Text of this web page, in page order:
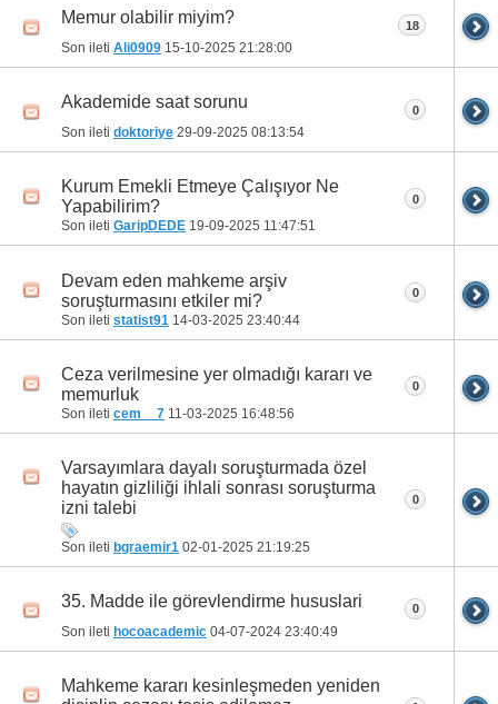
Memur olabilir miyim?
Son ileti Ali0909 15-10-2025 21:28:00
18
Akademide saat sorunu
Son ileti doktoriye 29-09-2025 08:13:54
0
Kurum Emekli Etmeye Çalışıyor Ne
Yapabilirim?
Son ileti GaripDEDE 19-09-2025 11:47:51
0
Devam eden mahkeme arşiv
soruşturmasını etkiler mi?
Son ileti statist91 14-03-2025 23:40:44
0
Ceza verilmesine yer olmadığı kararı ve
memurluk
Son ileti cem__7 11-03-2025 16:48:56
0
Varsayımlara dayalı soruşturmada özel
hayatın gizliliği ihlali sonrası soruşturma
izni talebi
Son ileti bgraemir1 02-01-2025 21:19:25
0
35. Madde ile görevlendirme hususlari
Son ileti hocoacademic 04-07-2024 23:40:49
0
Mahkeme kararı kesinleşmeden yeniden